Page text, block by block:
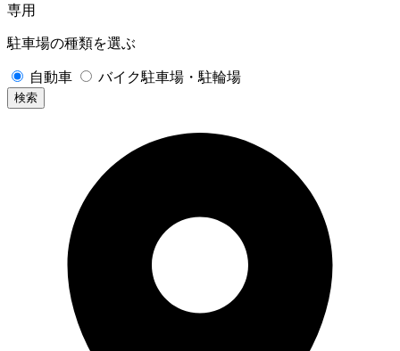
専用
駐車場の種類を選ぶ
自動車 バイク駐車場・駐輪場
検索